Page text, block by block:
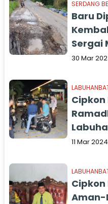
SERDANG
Baru
Sergai
30 Mar
11 Mar 2024
Cipkon
Aman-